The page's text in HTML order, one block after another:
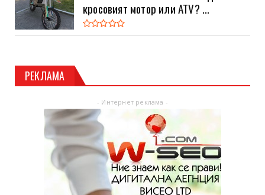
кросовият мотор или ATV? ...
РЕКЛАМА
- Интернет реклама -